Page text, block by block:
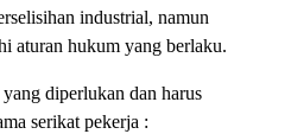
industrial, namun
aturan hukum yang berlaku.
diperlukan dan harus
serikat pekerja :